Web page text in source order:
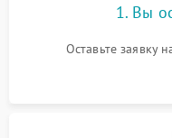
1. Вы
Оставьте заявку